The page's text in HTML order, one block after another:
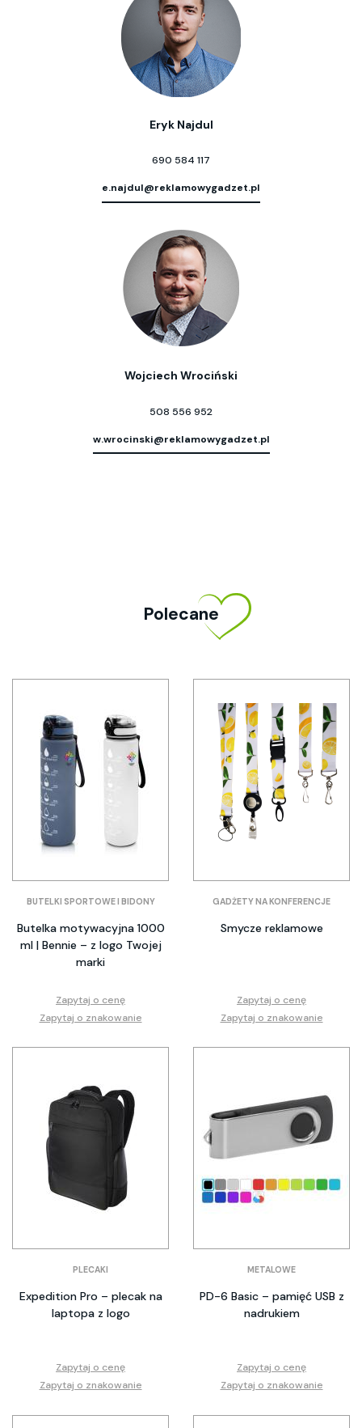
Eryk Najdul
690 584 117
e.najdul@reklamowygadzet.pl
Wojciech Wrociński
508 556 952
w.wrocinski@reklamowygadzet.pl
Polecane
BUTELKI SPORTOWE I BIDONY
Butelka motywacyjna 1000
ml | Bennie – z logo Twojej
marki
Zapytaj o cenę
Zapytaj o znakowanie
GADŻETY NA KONFERENCJE
Smycze reklamowe
Zapytaj o cenę
Zapytaj o znakowanie
PLECAKI
Expedition Pro – plecak na
laptopa z logo
Zapytaj o cenę
Zapytaj o znakowanie
METALOWE
PD-6 Basic – pamięć USB z
nadrukiem
Zapytaj o cenę
Zapytaj o znakowanie